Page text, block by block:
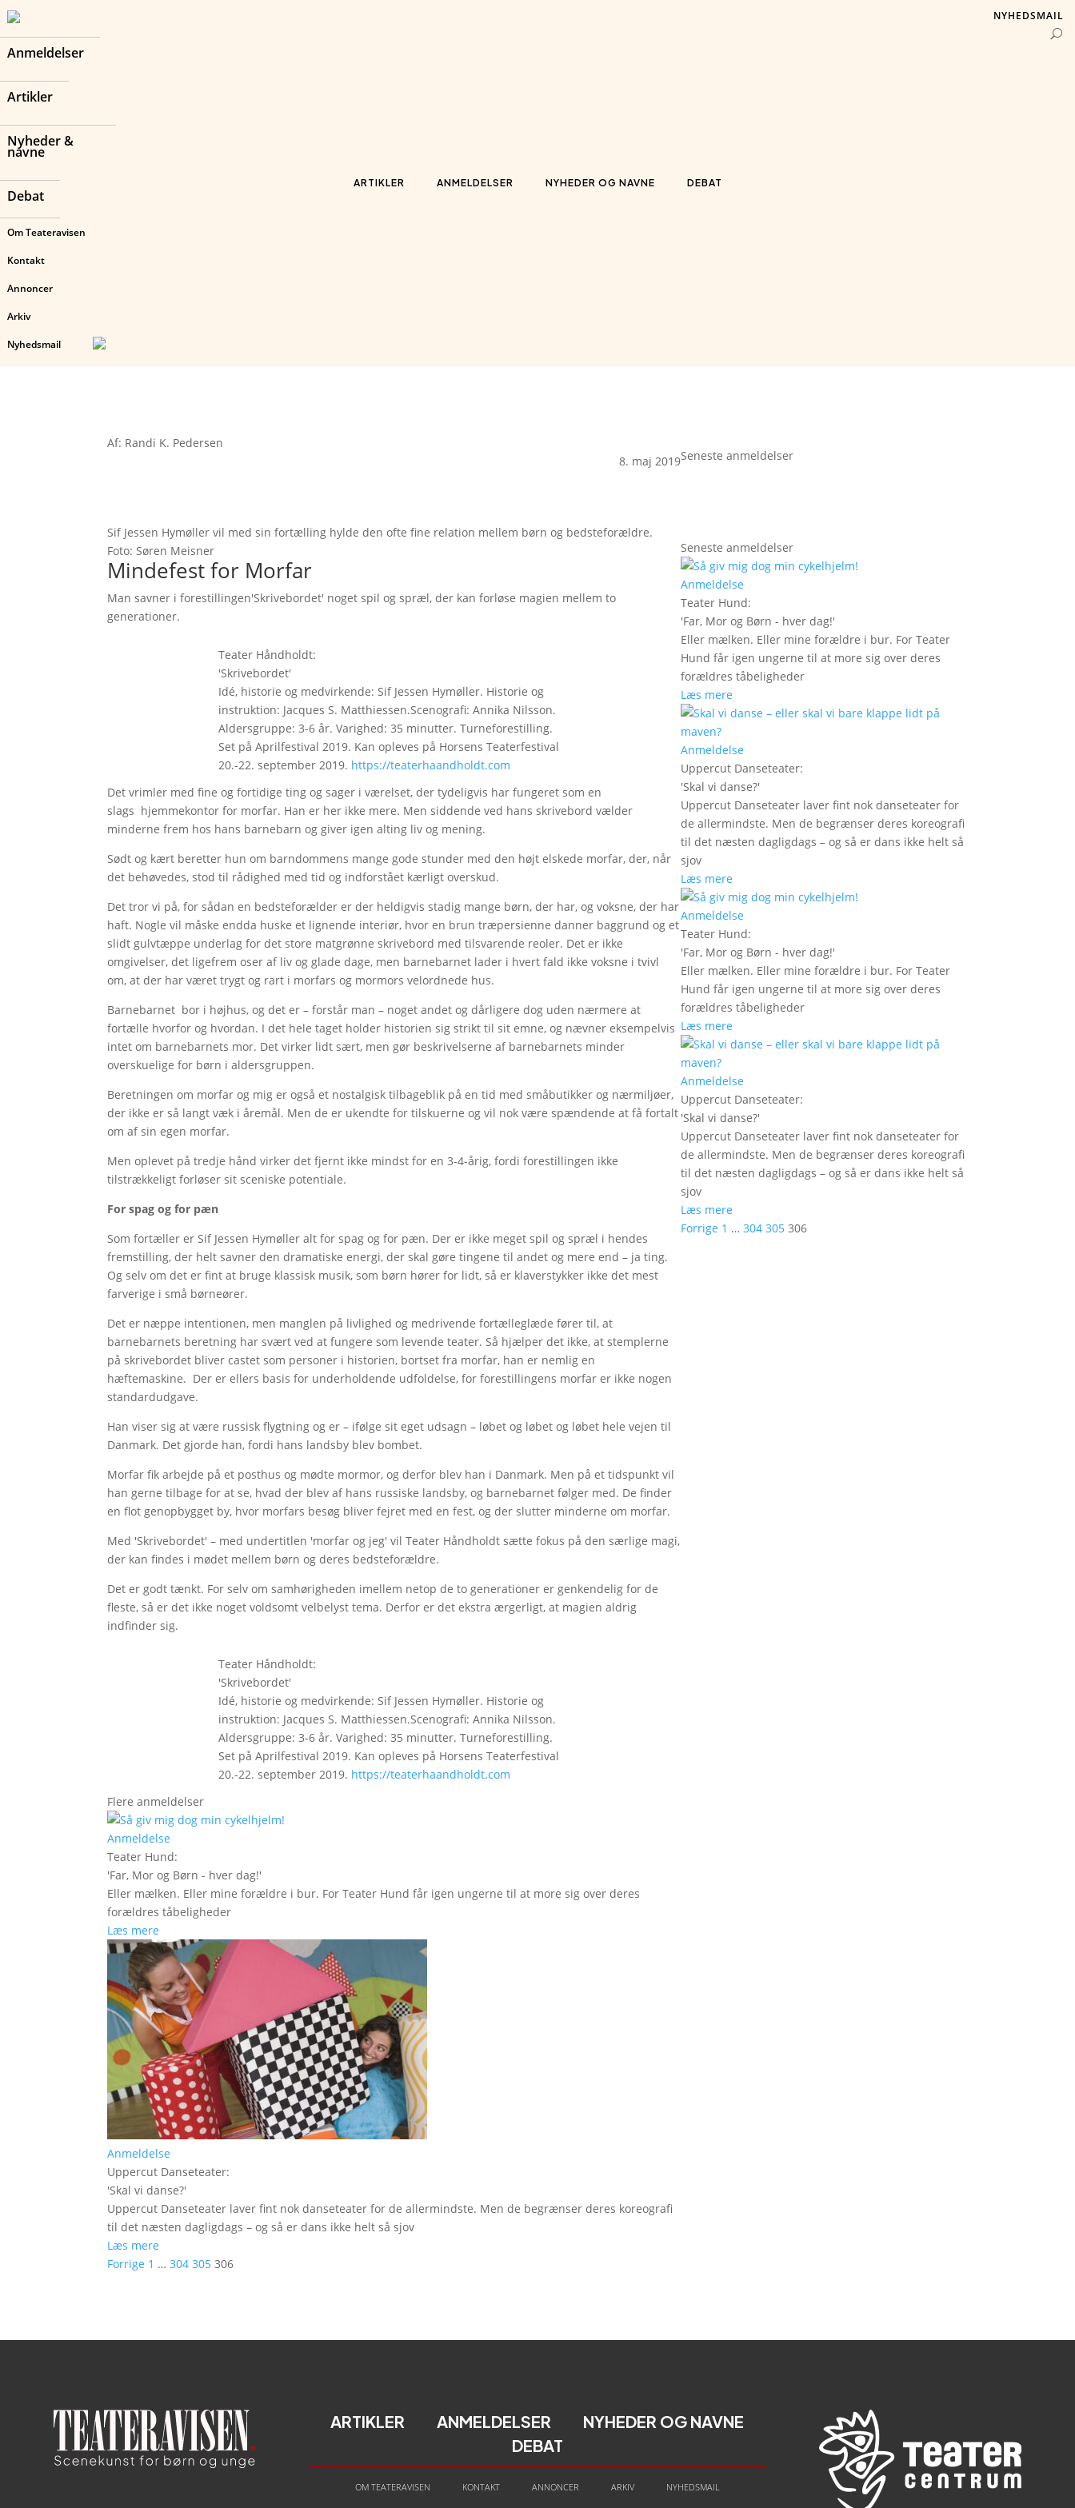
Anmeldelser
Artikler
Nyheder &
navne
Debat
Om Teateravisen
Kontakt
Annoncer
Arkiv
Nyhedsmail
ARTIKLER ANMELDELSER NYHEDER OG NAVNE DEBAT
NYHEDSMAIL
Af: Randi K. Pedersen
8. maj 2019
Sif Jessen Hymøller vil med sin fortælling hylde den ofte fine relation mellem børn og bedsteforældre.
Foto: Søren Meisner
Mindefest for Morfar
Man savner i forestillingen'Skrivebordet' noget spil og spræl, der kan forløse magien mellem to
generationer.
Teater Håndholdt:
'Skrivebordet'
Idé, historie og medvirkende: Sif Jessen Hymøller. Historie og
instruktion: Jacques S. Matthiessen.Scenografi: Annika Nilsson.
Aldersgruppe: 3-6 år. Varighed: 35 minutter. Turneforestilling.
Set på Aprilfestival 2019. Kan opleves på Horsens Teaterfestival
20.-22. september 2019. https://teaterhaandholdt.com
Det vrimler med fine og fortidige ting og sager i værelset, der tydeligvis har fungeret som en
slags hjemmekontor for morfar. Han er her ikke mere. Men siddende ved hans skrivebord vælder
minderne frem hos hans barnebarn og giver igen alting liv og mening.
Sødt og kært beretter hun om barndommens mange gode stunder med den højt elskede morfar, der, når
det behøvedes, stod til rådighed med tid og indforstået kærligt overskud.
Det tror vi på, for sådan en bedsteforælder er der heldigvis stadig mange børn, der har, og voksne, der har
haft. Nogle vil måske endda huske et lignende interiør, hvor en brun træpersienne danner baggrund og et
slidt gulvtæppe underlag for det store matgrønne skrivebord med tilsvarende reoler. Det er ikke
omgivelser, det ligefrem oser af liv og glade dage, men barnebarnet lader i hvert fald ikke voksne i tvivl
om, at der har været trygt og rart i morfars og mormors velordnede hus.
Barnebarnet bor i højhus, og det er – forstår man – noget andet og dårligere dog uden nærmere at
fortælle hvorfor og hvordan. I det hele taget holder historien sig strikt til sit emne, og nævner eksempelvis
intet om barnebarnets mor. Det virker lidt sært, men gør beskrivelserne af barnebarnets minder
overskuelige for børn i aldersgruppen.
Beretningen om morfar og mig er også et nostalgisk tilbageblik på en tid med småbutikker og nærmiljøer,
der ikke er så langt væk i åremål. Men de er ukendte for tilskuerne og vil nok være spændende at få fortalt
om af sin egen morfar.
Men oplevet på tredje hånd virker det fjernt ikke mindst for en 3-4-årig, fordi forestillingen ikke
tilstrækkeligt forløser sit sceniske potentiale.
For spag og for pæn
Som fortæller er Sif Jessen Hymøller alt for spag og for pæn. Der er ikke meget spil og spræl i hendes
fremstilling, der helt savner den dramatiske energi, der skal gøre tingene til andet og mere end – ja ting.
Og selv om det er fint at bruge klassisk musik, som børn hører for lidt, så er klaverstykker ikke det mest
farverige i små børneører.
Det er næppe intentionen, men manglen på livlighed og medrivende fortælleglæde fører til, at
barnebarnets beretning har svært ved at fungere som levende teater. Så hjælper det ikke, at stemplerne
på skrivebordet bliver castet som personer i historien, bortset fra morfar, han er nemlig en
hæftemaskine. Der er ellers basis for underholdende udfoldelse, for forestillingens morfar er ikke nogen
standardudgave.
Han viser sig at være russisk flygtning og er – ifølge sit eget udsagn – løbet og løbet og løbet hele vejen til
Danmark. Det gjorde han, fordi hans landsby blev bombet.
Morfar fik arbejde på et posthus og mødte mormor, og derfor blev han i Danmark. Men på et tidspunkt vil
han gerne tilbage for at se, hvad der blev af hans russiske landsby, og barnebarnet følger med. De finder
en flot genopbygget by, hvor morfars besøg bliver fejret med en fest, og der slutter minderne om morfar.
Med 'Skrivebordet' – med undertitlen 'morfar og jeg' vil Teater Håndholdt sætte fokus på den særlige magi,
der kan findes i mødet mellem børn og deres bedsteforældre.
Det er godt tænkt. For selv om samhørigheden imellem netop de to generationer er genkendelig for de
fleste, så er det ikke noget voldsomt velbelyst tema. Derfor er det ekstra ærgerligt, at magien aldrig
indfinder sig.
Teater Håndholdt:
'Skrivebordet'
Idé, historie og medvirkende: Sif Jessen Hymøller. Historie og
instruktion: Jacques S. Matthiessen.Scenografi: Annika Nilsson.
Aldersgruppe: 3-6 år. Varighed: 35 minutter. Turneforestilling.
Set på Aprilfestival 2019. Kan opleves på Horsens Teaterfestival
20.-22. september 2019. https://teaterhaandholdt.com
Flere anmeldelser
Anmeldelse
Teater Hund:
'Far, Mor og Børn - hver dag!'
Eller mælken. Eller mine forældre i bur. For Teater Hund får igen ungerne til at more sig over deres
forældres tåbeligheder
Læs mere
Anmeldelse
Uppercut Danseteater:
'Skal vi danse?'
Uppercut Danseteater laver fint nok danseteater for de allermindste. Men de begrænser deres koreografi
til det næsten dagligdags – og så er dans ikke helt så sjov
Læs mere
Forrige 1 … 304 305 306
Seneste anmeldelser
Seneste anmeldelser
Anmeldelse
Teater Hund:
'Far, Mor og Børn - hver dag!'
Eller mælken. Eller mine forældre i bur. For Teater
Hund får igen ungerne til at more sig over deres
forældres tåbeligheder
Læs mere
Anmeldelse
Uppercut Danseteater:
'Skal vi danse?'
Uppercut Danseteater laver fint nok danseteater for
de allermindste. Men de begrænser deres koreografi
til det næsten dagligdags – og så er dans ikke helt så
sjov
Læs mere
Anmeldelse
Teater Hund:
'Far, Mor og Børn - hver dag!'
Eller mælken. Eller mine forældre i bur. For Teater
Hund får igen ungerne til at more sig over deres
forældres tåbeligheder
Læs mere
Anmeldelse
Uppercut Danseteater:
'Skal vi danse?'
Uppercut Danseteater laver fint nok danseteater for
de allermindste. Men de begrænser deres koreografi
til det næsten dagligdags – og så er dans ikke helt så
sjov
Læs mere
Forrige 1 … 304 305 306
ARTIKLER ANMELDELSER
NYHEDER OG NAVNE
DEBAT
OM TEATERAVISEN KONTAKT ANNONCER ARKIV NYHEDSMAIL